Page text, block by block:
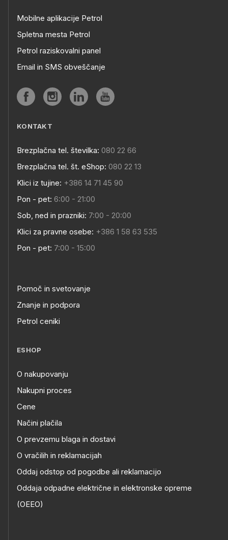
Mobilne aplikacije Petrol
Spletna mesta Petrol
Petrol raziskovalni panel
Email in SMS obveščanje
KONTAKT
Brezplačna tel. številka: 080 22 66
Brezplačna tel. št. eShop: 080 22 13
Klici iz tujine: +386 14 71 45 90
Pon - pet: 6:00 - 21:00
Sob, ned in prazniki: 7:00 - 20:00
Klici za pravne osebe: +386 1 58 63 535
Pon - pet: 7:00 - 15:00
Pomoč in svetovanje
Znanje in podpora
Petrol ceniki
ESHOP
O nakupovanju
Nakupni proces
Cene
Načini plačila
O prevzemu blaga in dostavi
O vračilih in reklamacijah
Oddaj odstop od pogodbe ali reklamacijo
Oddaja odpadne električne in elektronske opreme
(OEEO)